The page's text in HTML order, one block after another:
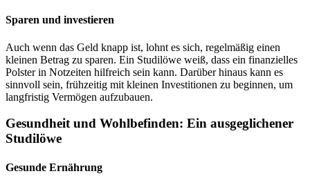
Sparen und investieren
Auch wenn das Geld knapp ist, lohnt es sich, regelmäßig einen
kleinen Betrag zu sparen. Ein Studilöwe weiß, dass ein finanzielles
Polster in Notzeiten hilfreich sein kann. Darüber hinaus kann es
sinnvoll sein, frühzeitig mit kleinen Investitionen zu beginnen, um
langfristig Vermögen aufzubauen.
Gesundheit und Wohlbefinden: Ein ausgeglichener
Studilöwe
Gesunde Ernährung